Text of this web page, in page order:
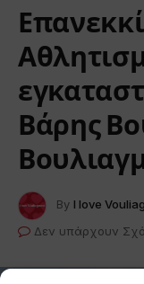
Βάρης
By I love
Δεν υπάρχουν